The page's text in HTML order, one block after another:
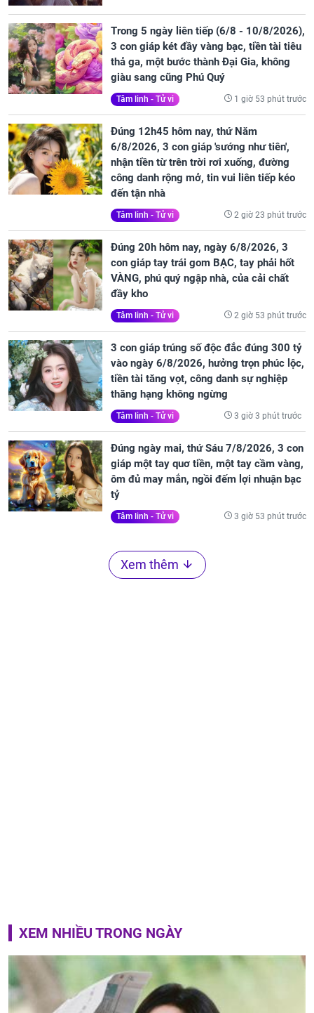
Trong 5 ngày liên tiếp (6/8 - 10/8/2026),
3 con giáp két đầy vàng bạc, tiền tài tiêu
thả ga, một bước thành Đại Gia, không
giàu sang cũng Phú Quý
Tâm linh - Tử vi 1 giờ 53 phút trước
Đúng 12h45 hôm nay, thứ Năm
6/8/2026, 3 con giáp 'sướng như tiên',
nhận tiền từ trên trời rơi xuống, đường
công danh rộng mở, tin vui liên tiếp kéo
đến tận nhà
Tâm linh - Tử vi 2 giờ 23 phút trước
Đúng 20h hôm nay, ngày 6/8/2026, 3
con giáp tay trái gom BẠC, tay phải hốt
VÀNG, phú quý ngập nhà, của cải chất
đầy kho
Tâm linh - Tử vi 2 giờ 53 phút trước
3 con giáp trúng số độc đắc đúng 300 tỷ
vào ngày 6/8/2026, hưởng trọn phúc lộc,
tiền tài tăng vọt, công danh sự nghiệp
thăng hạng không ngừng
Tâm linh - Tử vi 3 giờ 3 phút trước
Đúng ngày mai, thứ Sáu 7/8/2026, 3 con
giáp một tay quơ tiền, một tay cầm vàng,
ôm đủ may mắn, ngồi đếm lợi nhuận bạc
tỷ
Tâm linh - Tử vi 3 giờ 53 phút trước
Xem thêm
XEM NHIỀU TRONG NGÀY